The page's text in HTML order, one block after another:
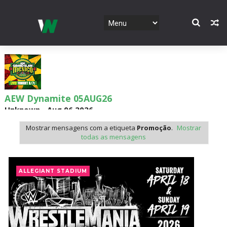
AEW Dynamite 05AUG26
Unknown Aug 06 2026
WWE NXT 04 Aug 2026
Unknown-Aug 05 2026
WWE Monday Night Raw 03 Aug 2026
Unknown -Aug 04 2026
Mostrar mensagens com a etiqueta Promoção. Mostrar
todas as mensagens
ALLEGIANT STADIUM